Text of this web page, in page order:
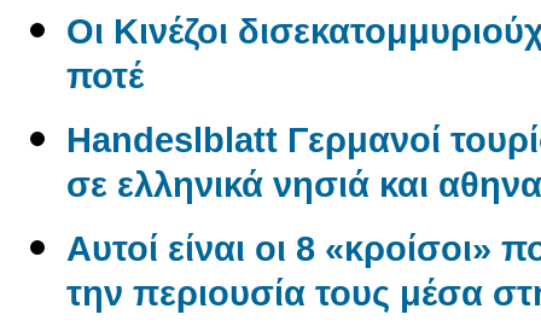
Οι Κινέζοι
ποτέ
Handeslblatt Γερμανοί
σε ελληνικά νησιά και
Αυτοί είναι οι 8 «κροίσοι»
την περιουσία τους μέσα